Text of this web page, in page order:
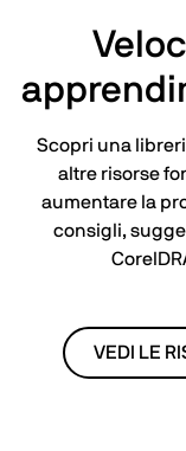
Scopri una
altre risorse
aumentare la
consigli,
VEDI LE